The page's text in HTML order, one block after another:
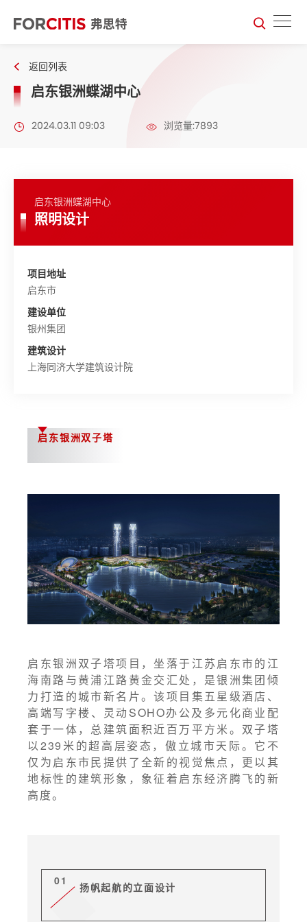
返回列表
启东银洲蝶湖中心
2024.03.11 09:03 浏览量:7893
启东银洲蝶湖中心
照明设计
项目地址
启东市
建设单位
银州集团
建筑设计
上海同济大学建筑设计院
启东银洲双子塔
启东银洲双子塔项目，坐落于江苏启东市的江
海南路与黄浦江路黄金交汇处，是银洲集团倾
力打造的城市新名片。该项目集五星级酒店、
高端写字楼、灵动SOHO办公及多元化商业配
套于一体，总建筑面积近百万平方米。双子塔
以239米的超高层姿态，傲立城市天际。它不
仅为启东市民提供了全新的视觉焦点，更以其
地标性的建筑形象，象征着启东经济腾飞的新
高度。
01 扬帆起航的立面设计